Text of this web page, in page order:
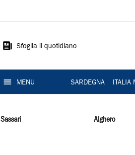
Sardegna
Sfoglia il quotidiano
MENU SARDEGNA ITALIA
Sassari Alghero